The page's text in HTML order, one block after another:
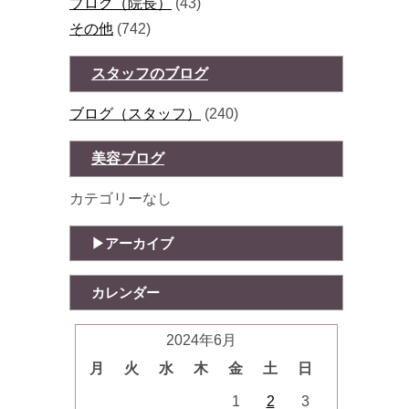
ブログ（院長）
(43)
その他 (742)
スタッフのブログ
ブログ（スタッフ） (240)
美容ブログ
カテゴリーなし
アーカイブ
カレンダー
2024年6月
月
火 水 木 金 土 日
1 2 3